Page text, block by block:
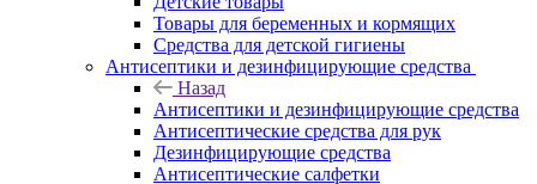
Товары для беременных и кормящих
Средства для детской гигиены
Антисептики и дезинфицирующие средства
Назад
Антисептики и дезинфицирующие средства
Антисептические средства для рук
Дезинфицирующие средства
Антисептические салфетки